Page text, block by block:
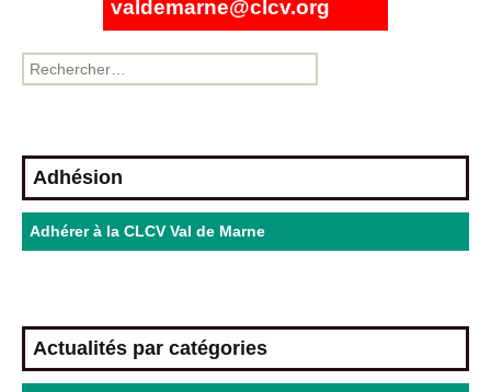
valdemarne@clcv.org
Adhésion
Adhérer à la CLCV Val de Marne
Actualités par catégories